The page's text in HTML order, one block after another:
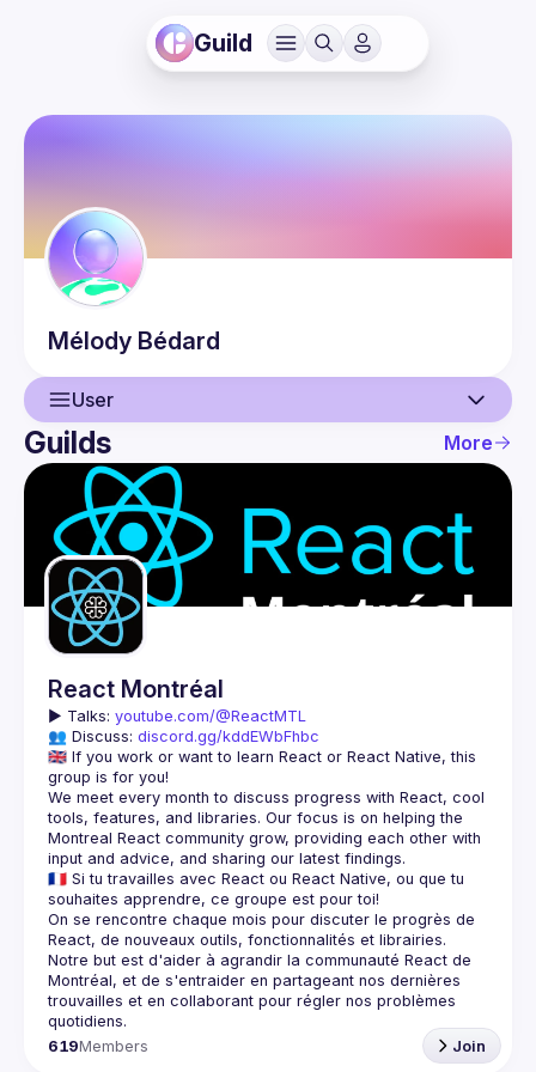
Guild
Mélody Bédard
User
User
Events
Guilds
Guilds More
React Montréal
▶️ Talks: youtube.com/@ReactMTL
👥 Discuss: discord.gg/kddEWbFhbc
🇬🇧 If you work or want to learn React or React Native, this
We meet every month to discuss progress with React, cool
tools, features, and libraries. Our focus is on helping the
Montreal React community grow, providing each other with
🇫🇷 Si tu travailles avec React ou React Native, ou que tu
On se rencontre chaque mois pour discuter le progrès de
React, de nouveaux outils, fonctionnalités et librairies.
Notre but est d'aider à agrandir la communauté React de
Montréal, et de s'entraider en partageant nos dernières
trouvailles et en collaborant pour régler nos problèmes
619Members Join